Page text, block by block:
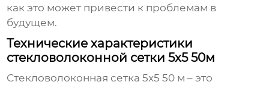
как это может привести к проблемам в
будущем.
Технические характеристики
стекловолоконной сетки 5x5 50м
Стекловолоконная сетка 5x5 50 м – это